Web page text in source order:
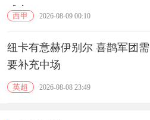
成立
西甲 2026-08-09 00:10
纽卡有意赫伊别尔 喜鹊军团需
要补充中场
英超 2026-08-08 23:49